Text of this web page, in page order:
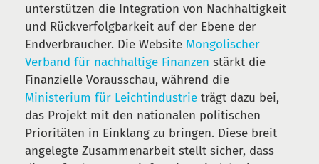
unterstützen die Integration von Nachhaltigkeit
und Rückverfolgbarkeit auf der Ebene der
Endverbraucher. Die Website Mongolischer
Verband für nachhaltige Finanzen stärkt die
Finanzielle Vorausschau, während die
Ministerium für Leichtindustrie trägt dazu bei,
das Projekt mit den nationalen politischen
Prioritäten in Einklang zu bringen. Diese breit
angelegte Zusammenarbeit stellt sicher, dass